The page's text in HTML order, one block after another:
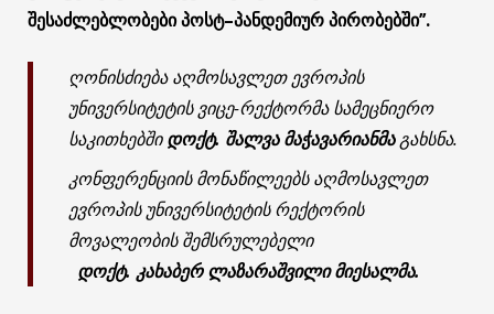
შესაძლებლობებიპოსტ–პანდემიურპირობებში’’.
ღონისძიება აღმოსავლეთ ევროპის
უნივერსიტეტის ვიცე-რექტორმა სამეცნიერო
საკითხებშიდოქტ. შალვა მაჭავარიანმაგახსნა.
კონფერენციის მონაწილეებს აღმოსავლეთ
ევროპის უნივერსიტეტის რექტორის
მოვალეობის შემსრულებელი
დოქტ. კახაბერ ლაზარაშვილი მიესალმა.